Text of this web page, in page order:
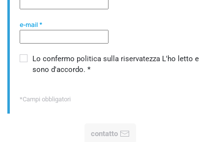
e-mail *
Lo confermo politica sulla riservatezza L'ho letto e
sono d'accordo. *
*Campi obbligatori
contatto